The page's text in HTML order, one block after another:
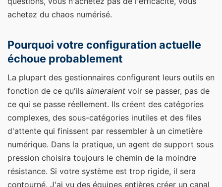
achetez du chaos numérisé.
Pourquoi votre configuration actuelle
échoue probablement
La plupart des gestionnaires configurent leurs outils en
fonction de ce qu'ils aimeraient voir se passer, pas de
ce qui se passe réellement. Ils créent des catégories
complexes, des sous-catégories inutiles et des files
d'attente qui finissent par ressembler à un cimetière
numérique. Dans la pratique, un agent de support sous
pression choisira toujours le chemin de la moindre
résistance. Si votre système est trop rigide, il sera
contourné. J'ai vu des équipes entières créer un canal